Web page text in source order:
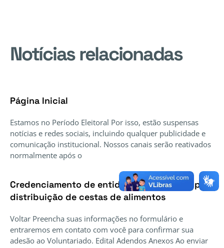
Notícias relacionadas
Página Inicial
Estamos no Período Eleitoral Por isso, estão suspensas
notícias e redes sociais, incluindo qualquer publicidade e
comunicação institucional. Nossos canais serão reativados
normalmente após o
Credenciamento de entidades voluntárias para
distribuição de cestas de alimentos
Voltar Preencha suas informações no formulário e
entraremos em contato com você para confirmar sua
adesão ao Voluntariado. Edital Adendos Anexos Ao enviar